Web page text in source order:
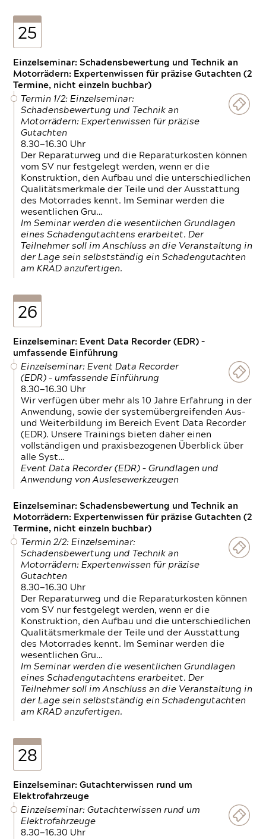
25
Einzelseminar: Schadensbewertung und Technik an
Motorrädern: Expertenwissen für präzise Gutachten (2
Termine, nicht einzeln buchbar)
Termin 1/2: Einzelseminar:
Schadensbewertung und Technik an
Motorrädern: Expertenwissen für präzise
Gutachten
8.30—16.30 Uhr
Der Reparaturweg und die Reparaturkosten können
vom SV nur festgelegt werden, wenn er die
Konstruktion, den Aufbau und die unterschiedlichen
Qualitätsmerkmale der Teile und der Ausstattung
des Motorrades kennt. Im Seminar werden die
wesentlichen Gru…
Im Seminar werden die wesentlichen Grundlagen
eines Schadengutachtens erarbeitet. Der
Teilnehmer soll im Anschluss an die Veranstaltung in
der Lage sein selbstständig ein Schadengutachten
am KRAD anzufertigen.
26
Einzelseminar: Event Data Recorder (EDR) –
umfassende Einführung
Einzelseminar: Event Data Recorder
(EDR) – umfassende Einführung
8.30—16.30 Uhr
Wir verfügen über mehr als 10 Jahre Erfahrung in der
Anwendung, sowie der systemübergreifenden Aus-
und Weiterbildung im Bereich Event Data Recorder
(EDR). Unsere Trainings bieten daher einen
vollständigen und praxisbezogenen Überblick über
alle Syst…
Event Data Recorder (EDR) – Grundlagen und
Anwendung von Auslesewerkzeugen
Einzelseminar: Schadensbewertung und Technik an
Motorrädern: Expertenwissen für präzise Gutachten (2
Termine, nicht einzeln buchbar)
Termin 2/2: Einzelseminar:
Schadensbewertung und Technik an
Motorrädern: Expertenwissen für präzise
Gutachten
8.30—16.30 Uhr
Der Reparaturweg und die Reparaturkosten können
vom SV nur festgelegt werden, wenn er die
Konstruktion, den Aufbau und die unterschiedlichen
Qualitätsmerkmale der Teile und der Ausstattung
des Motorrades kennt. Im Seminar werden die
wesentlichen Gru…
Im Seminar werden die wesentlichen Grundlagen
eines Schadengutachtens erarbeitet. Der
Teilnehmer soll im Anschluss an die Veranstaltung in
der Lage sein selbstständig ein Schadengutachten
am KRAD anzufertigen.
28
Einzelseminar: Gutachterwissen rund um
Elektrofahrzeuge
Einzelseminar: Gutachterwissen rund um
Elektrofahrzeuge
8.30—16.30 Uhr